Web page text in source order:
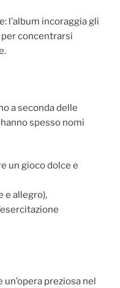
l’album incoraggia gli
concentrarsi
a seconda delle
spesso nomi
un gioco dolce e
e allegro),
preziosa nel